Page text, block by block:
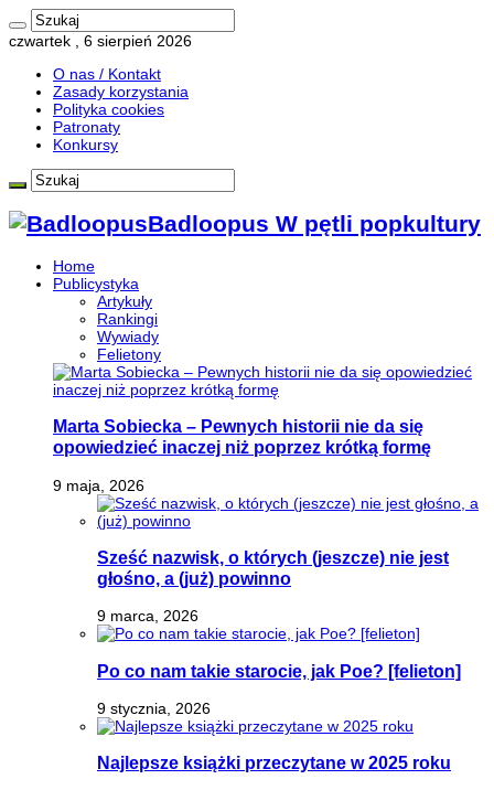
czwartek , 6 sierpień 2026
O nas / Kontakt
Zasady korzystania
Polityka cookies
Patronaty
Konkursy
Badloopus W pętli popkultury
Home
Publicystyka
Artykuły
Rankingi
Wywiady
Felietony
Marta Sobiecka – Pewnych historii nie da się
opowiedzieć inaczej niż poprzez krótką formę
9 maja, 2026
Sześć nazwisk, o których (jeszcze) nie jest
głośno, a (już) powinno
9 marca, 2026
Po co nam takie starocie, jak Poe? [felieton]
9 stycznia, 2026
Najlepsze książki przeczytane w 2025 roku